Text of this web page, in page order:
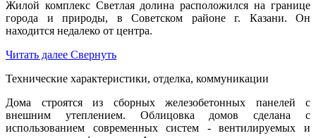
Жилой комплекс Светлая долина расположился на границе
города и природы, в Советском районе г. Казани. Он
находится недалеко от центра.
Читать далее Свернуть
Технические характеристики, отделка, коммуникации
Дома строятся из сборных железобетонных панелей с
внешним утеплением. Облицовка домов сделана с
использованием современных систем - вентилируемых и